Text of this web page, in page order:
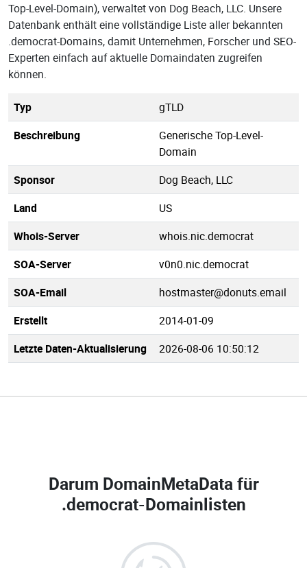
Top-Level-Domain), verwaltet von Dog Beach, LLC. Unsere
Datenbank enthält eine vollständige Liste aller bekannten
.democrat-Domains, damit Unternehmen, Forscher und SEO-
Experten einfach auf aktuelle Domaindaten zugreifen
können.
Typ
gTLD
Beschreibung
Generische Top-Level-
Domain
Sponsor
Dog Beach, LLC
Land
US
Whois-Server
whois.nic.democrat
SOA-Server
v0n0.nic.democrat
SOA-Email
hostmaster@donuts.email
Erstellt
2014-01-09
Letzte Daten-Aktualisierung
2026-08-06 10:50:12
Darum DomainMetaData für
.democrat-Domainlisten